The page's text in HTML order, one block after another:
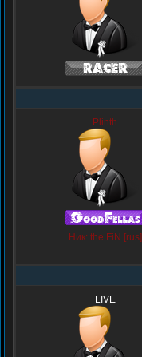
Plinth
Ник: the.FiN.[rus]
LIVE